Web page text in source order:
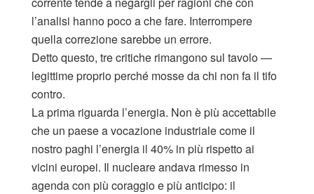
l’analisi hanno poco a che fare. Interrompere
quella correzione sarebbe un errore.
Detto questo, tre critiche rimangono sul tavolo —
legittime proprio perché mosse da chi non fa il tifo
contro.
La prima riguarda l’energia. Non è più accettabile
che un paese a vocazione industriale come il
nostro paghi l’energia il 40% in più rispetto ai
vicini europei. Il nucleare andava rimesso in
agenda con più coraggio e più anticipo: il